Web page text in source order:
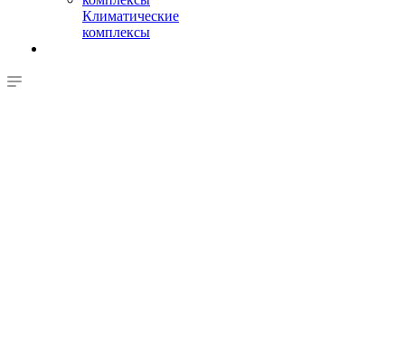
Климатические
комплексы